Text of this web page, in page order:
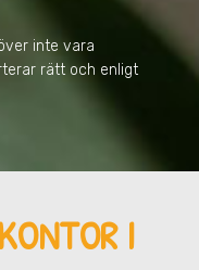
inte vara
rätt och enligt
I